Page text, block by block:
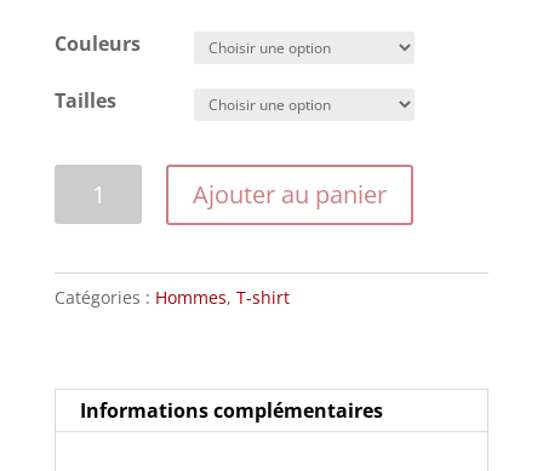
Couleurs
Tailles
20129roddamier
Ajouter au panier
Catégories : Hommes, T-shirt
Informations complémentaires